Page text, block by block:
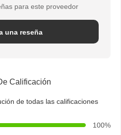
para este proveedor
una reseña
Calificación
de todas las calificaciones
100%